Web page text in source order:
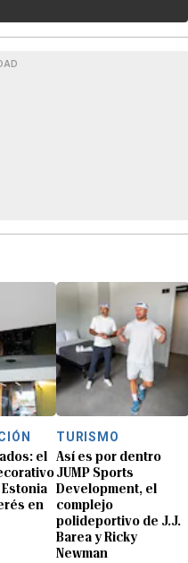
el
en
TURISMO
Así es por dentro
JUMP Sports
Development, el
complejo
polideportivo de J.J.
Barea y Ricky
Newman